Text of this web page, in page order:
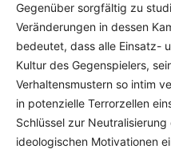
Gegenüber sorgfältig zu
Veränderungen in dessen
bedeutet, dass alle Einsatz-
Kultur des Gegenspielers,
Verhaltensmustern so intim
in potenzielle Terrorzellen
Schlüssel zur
ideologischen Motivationen